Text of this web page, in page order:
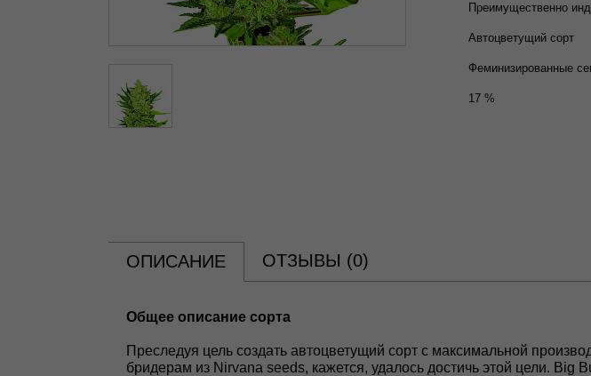
Преимущественно
Автоцветущий сорт
Феминизированные
17 %
ОПИСАНИЕ ОТЗЫВЫ (0)
Общее описание сорта
Преследуя цель создать автоцветущий сорт с максимальной
бридерам из Nirvana seeds, кажется, удалось достичь этой цели. Big